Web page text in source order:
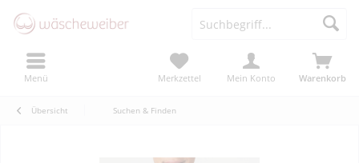
Menü Warenkorb
Merkzettel Mein Konto
Übersicht Suchen & Finden